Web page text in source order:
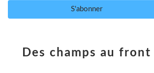
Des champs au front